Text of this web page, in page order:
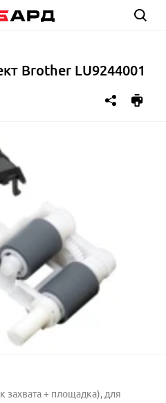
Brother LU9244001
захвата + площадка), для